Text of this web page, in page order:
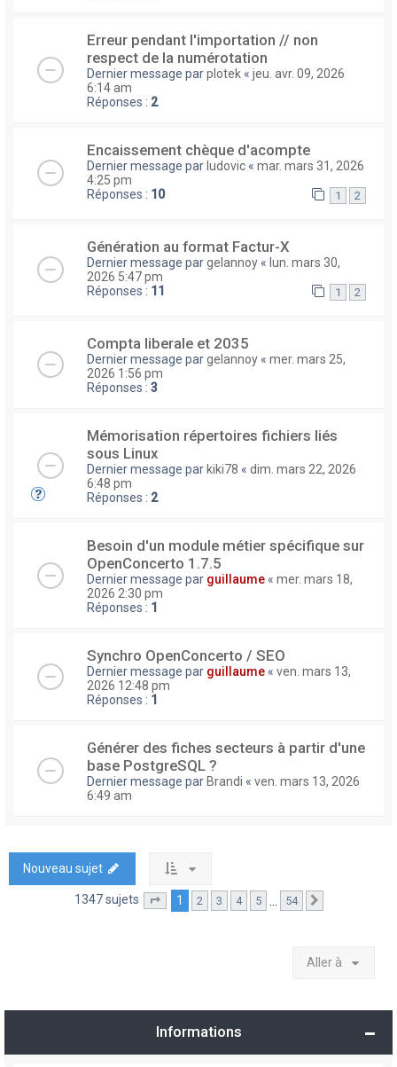
Erreur pendant l'importation // non
respect de la numérotation
Dernier message parplotek « jeu. avr. 09, 2026
6:14 am
Réponses : 2
Encaissement chèque d'acompte
Dernier message par ludovic « mar. mars 31, 2026
4:25 pm
Réponses : 10 1 2
Génération au format Factur-X
Dernier message pargelannoy « lun. mars 30,
2026 5:47 pm
Réponses : 11 1 2
Compta liberale et 2035
Dernier message pargelannoy « mer. mars 25,
2026 1:56 pm
Réponses : 3
Mémorisation répertoires fichiers liés
sous Linux
Dernier message par kiki78 « dim. mars 22, 2026
6:48 pm
Réponses : 2
Besoin d'un module métier spécifique sur
OpenConcerto 1.7.5
Dernier message par guillaume « mer. mars 18,
2026 2:30 pm
Réponses : 1
Synchro OpenConcerto / SEO
Dernier message par guillaume « ven. mars 13,
2026 12:48 pm
Réponses : 1
Générer des fiches secteurs à partir d'une
base PostgreSQL ?
Dernier message par Brandi « ven. mars 13, 2026
6:49 am
Nouveau sujet
1347 sujets Page sur54
1 2 3 4 5 54
Aller à
Informations